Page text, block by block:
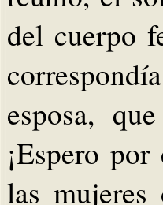
del cuerpo
esposa,
¡Espero
las mujeres